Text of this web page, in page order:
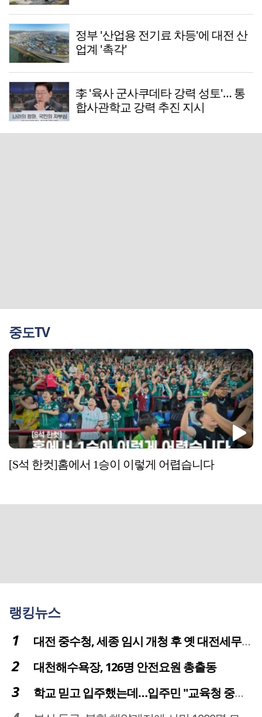
정부 '산업용 전기료 차등'에 대전 산
업계 '촉각'
李 '육사 군사쿠데타 강력 성토'… 통
합사관학교 강력 추진 지시
중도TV
[S석 한컷]홈에서 1승이 이렇게 어렵습니다
랭킹뉴스
대전 중수청, 세종 임시 개청 후 옛 대전세무서 부지로 이전 추진
대천해수욕장, 126명 안전요원 총출동
학교 믿고 입주했는데…입주민 "교육청 중재 나서라"